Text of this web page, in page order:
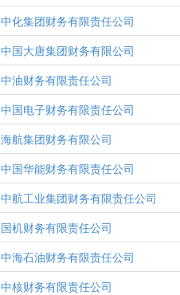
中化集团财务有限责任公司
中国大唐集团财务有限公司
中油财务有限责任公司
中国电子财务有限责任公司
海航集团财务有限公司
中国华能财务有限责任公司
中航工业集团财务有限责任公司
国机财务有限责任公司
中海石油财务有限责任公司
中核财务有限责任公司